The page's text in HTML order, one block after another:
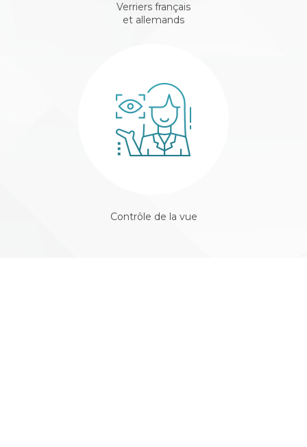
Verriers français
et allemands
Contrôle de la vue